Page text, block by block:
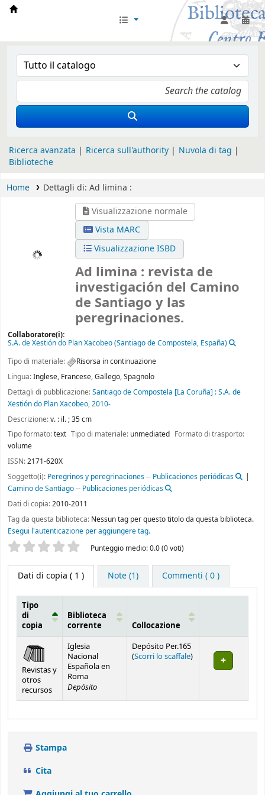
Biblioteca Iglesia Nacional Española en
Ricerca avanzata Ricerca sull'authority
Nuvola di tag
Biblioteche
Home Dettagli di: Ad limina :
Visualizzazione normale
Vista MARC
Visualizzazione ISBD
Ad limina : revista de
investigación del Camino
de Santiago y las
peregrinaciones.
Collaboratore(i):
S.A. de Xestión do Plan Xacobeo (Santiago de Compostela, España)
Tipo di materiale:
Risorsa in continuazione
Lingua:Inglese, Francese,Gallego,Spagnolo
Dettagli di pubblicazione:Santiago de Compostela [La Coruña] :S.A. de
Xestión do Plan Xacobeo,2010-
Descrizione:v. : il. ; 35 cm
Tipo formato:text Tipo di materiale: unmediated Formato di trasporto:
volume
ISSN:2171-620X
Soggetto(i): Peregrinos y peregrinaciones -- Publicaciones periódicas
Camino de Santiago -- Publicaciones periódicas
Dati di copia:2010-2011
Tag da questa biblioteca: Nessun tag per questo titolo da questa biblioteca.
Esegui l'autenticazione per aggiungere tag.
La tua valutazione Punteggio medio: 0.0 (0 voti)
Dati di copia ( 1 ) Note (1) Commenti ( 0 )
Tipo
di
copia
Biblioteca
corrente
Collocazione
Revistas y
otros
recursos
Iglesia
Nacional
Española en
Roma
Depósito
Depósito Per.165
(Scorri lo scaffale(Apre sotto)
)
Stampa
Cita